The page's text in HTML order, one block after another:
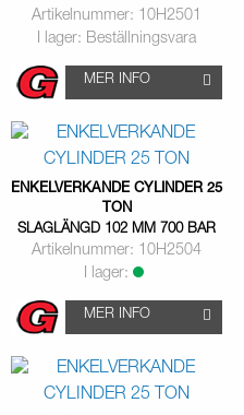
Artikelnummer: 10H2501
I lager: Beställningsvara
MER INFO
ENKELVERKANDE CYLINDER 25
TON
SLAGLÄNGD 102 MM 700 BAR
Artikelnummer: 10H2504
I lager:
MER INFO